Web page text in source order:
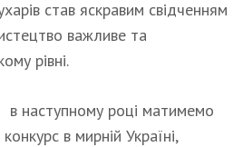
став яскравим свідченням
важливе та
рівні.
наступному році матимемо
в мирній Україні,